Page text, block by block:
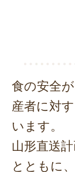
食の安全
産者に対
います。
山形直送
とともに